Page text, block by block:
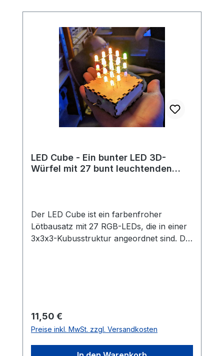
LED Cube - Ein bunter LED 3D-
Würfel mit 27 bunt leuchtenden
Der LED Cube ist ein farbenfroher
Lötbausatz mit 27 RGB-LEDs, die in einer
3x3x3-Kubusstruktur angeordnet sind. Die
Struktur wird anschließend in eine
elegante Holzbox eingesetzt, die
gleichzeitig als Ständer und Batteriefach
Regulärer Preis:
11,50 €
Preise inkl. MwSt. zzgl. Versandkosten